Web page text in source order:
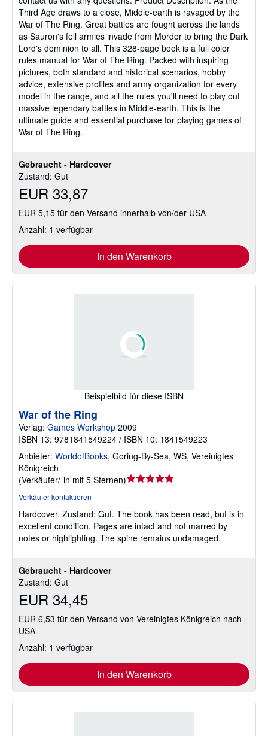
Gebraucht - Hardcover
Zustand: Gut
EUR 33,87
EUR 5,15 für den Versand innerhalb von/der USA
Anzahl: 1 verfügbar
In den Warenkorb
Third Age draws to a close, Middle-earth is ravaged by the
War of The Ring. Great battles are fought across the lands
as Sauron's fell armies invade from Mordor to bring the Dark
Lord's dominion to all. This 328-page book is a full color
rules manual for War of The Ring. Packed with inspiring
pictures, both standard and historical scenarios, hobby
advice, extensive profiles and army organization for every
model in the range, and all the rules you'll need to play out
massive legendary battles in Middle-earth. This is the
ultimate guide and essential purchase for playing games of
War of The Ring.
Beispielbild für diese ISBN
Gebraucht - Hardcover
Zustand: Gut
EUR 34,45
EUR 6,53 für den Versand von Vereinigtes Königreich nach
USA
Anzahl: 1 verfügbar
In den Warenkorb
War of the Ring
Verlag: Games Workshop 2009
ISBN 13: 9781841549224 / ISBN 10: 1841549223
Anbieter: WorldofBooks, Goring-By-Sea, WS, Vereinigtes
Königreich
(Verkäufer/-in mit 5 Sternen)Verkäuferbewertung
5
Sternen
Verkäufer kontaktieren
Hardcover. Zustand: Gut. The book has been read, but is in
excellent condition. Pages are intact and not marred by
notes or highlighting. The spine remains undamaged.